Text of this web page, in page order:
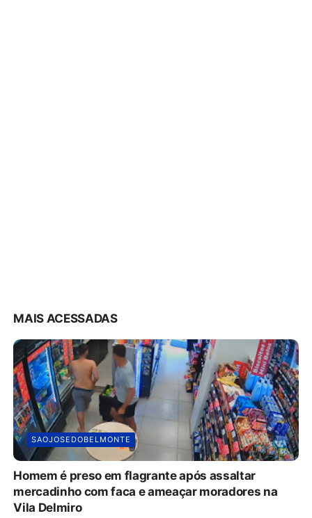
MAIS ACESSADAS
SAOJOSEDOBELMONTE
Homem é preso em flagrante após assaltar
mercadinho com faca e ameaçar moradores na
Vila Delmiro